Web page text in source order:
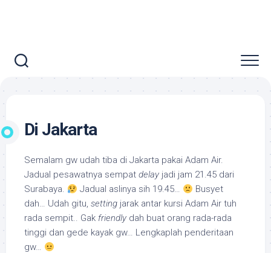
Di Jakarta
Semalam gw udah tiba di Jakarta pakai Adam Air.
Jadual pesawatnya sempat delay jadi jam 21.45 dari
Surabaya.
Jadual aslinya sih 19.45…
Busyet
dah… Udah gitu, setting jarak antar kursi Adam Air tuh
rada sempit.. Gak friendly dah buat orang rada-rada
tinggi dan gede kayak gw… Lengkaplah penderitaan
gw…